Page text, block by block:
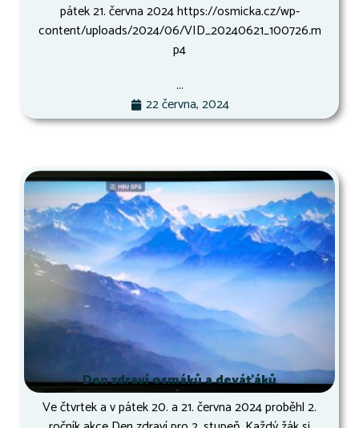
pátek 21. června 2024 https://osmicka.cz/wp-
content/uploads/2024/06/VID_20240621_100726.m
p4
...
22 června, 2024
Den zdraví osmáků a deváťáků
Ve čtvrtek a v pátek 20. a 21. června 2024 proběhl 2.